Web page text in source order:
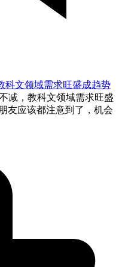
科文领域需求旺盛成趋势
减，教科文领域需求旺盛
友应该都注意到了，机会